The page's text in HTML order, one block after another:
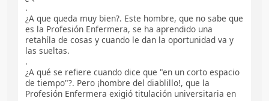
.
¿A que queda muy bien?. Este hombre, que no sabe que
es la Profesión Enfermera, se ha aprendido una
retahíla de cosas y cuando le dan la oportunidad va y
las sueltas.
.
¿A qué se refiere cuando dice que "en un corto espacio
de tiempo"?. Pero ¡hombre del diablillo!, que la
Profesión Enfermera exigió titulación universitaria en